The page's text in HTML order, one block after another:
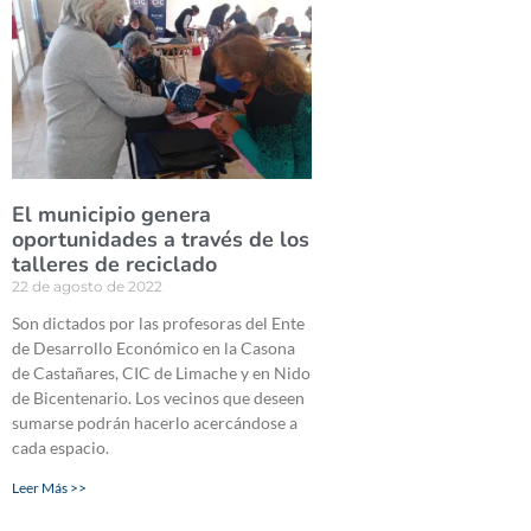
El municipio genera
oportunidades a través de los
talleres de reciclado
22 de agosto de 2022
Son dictados por las profesoras del Ente
de Desarrollo Económico en la Casona
de Castañares, CIC de Limache y en Nido
de Bicentenario. Los vecinos que deseen
sumarse podrán hacerlo acercándose a
cada espacio.
Leer Más >>